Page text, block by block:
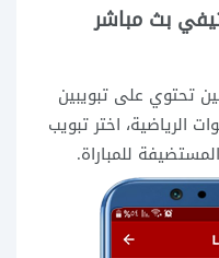
بث مباشر
تحتوي على تبويبين
الرياضية، اختر تبويب
للمباراة.